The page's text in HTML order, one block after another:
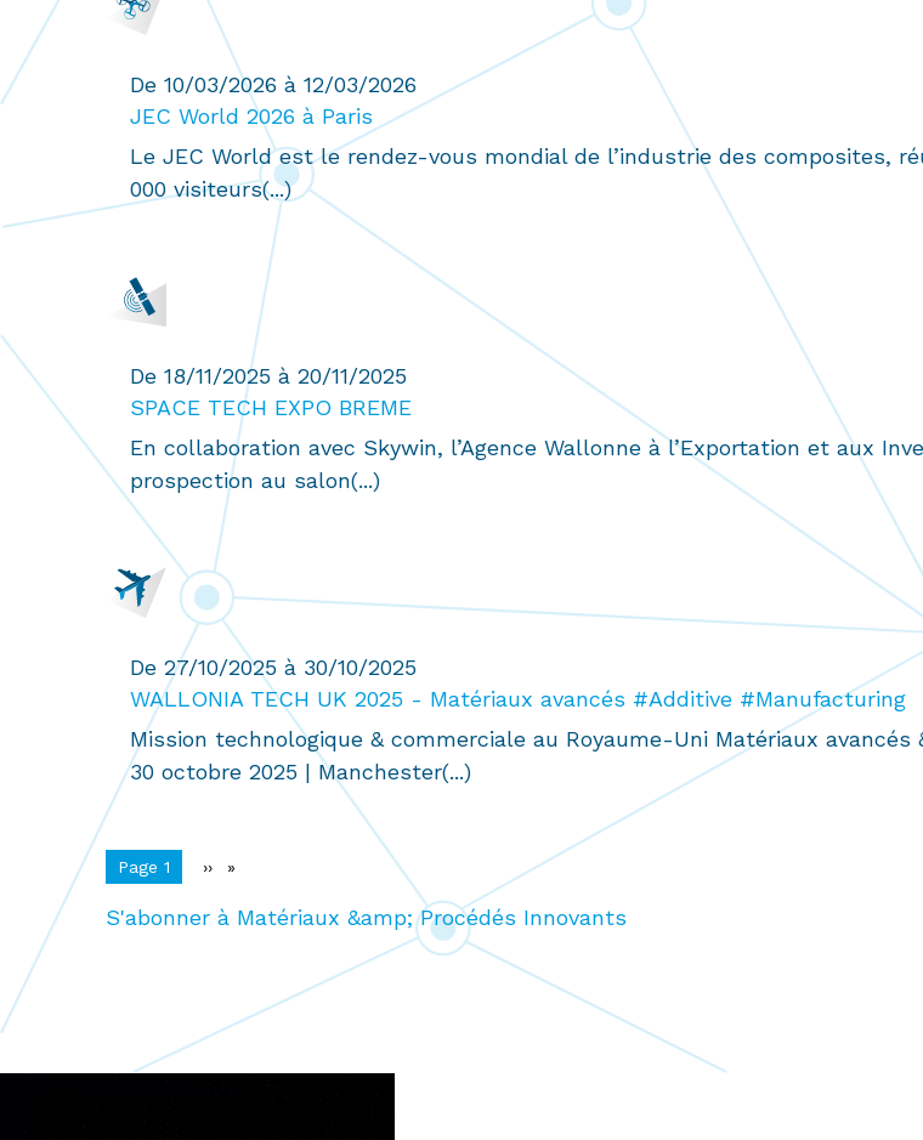
De 10/03/2026 à 12/03/2026
JEC World 2026 à Paris
Le JEC World est le rendez-vous mondial de l’industrie des composites,
000 visiteurs(...)
De 18/11/2025 à 20/11/2025
SPACE TECH EXPO BREME
En collaboration avec Skywin, l’Agence Wallonne à l’Exportation et aux
prospection au salon(...)
De 27/10/2025 à 30/10/2025
WALLONIA TECH UK 2025 - Matériaux avancés #Additive #Manufacturing
Mission technologique & commerciale au Royaume-Uni Matériaux
30 octobre 2025 | Manchester(...)
Pagination
You're on
Page 1
Page
››
S'abonner à Matériaux &amp; Procédés Innovants